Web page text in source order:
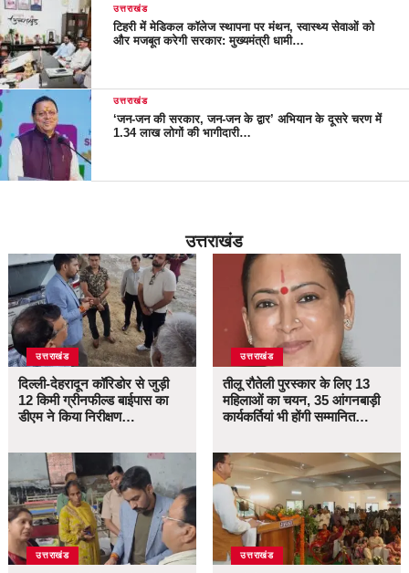
उत्तराखंड
टिहरी में मेडिकल कॉलेज स्थापना पर मंथन, स्वास्थ्य सेवाओं को
और मजबूत करेगी सरकार: मुख्यमंत्री धामी…
उत्तराखंड
‘जन-जन की सरकार, जन-जन के द्वार’ अभियान के दूसरे चरण में
1.34 लाख लोगों की भागीदारी…
उत्तराखंड
उत्तराखंड
दिल्ली-देहरादून कॉरिडोर से जुड़ी
12 किमी ग्रीनफील्ड बाईपास का
डीएम ने किया निरीक्षण…
उत्तराखंड
उत्तराखंड
तीलू रौतेली पुरस्कार के लिए 13
महिलाओं का चयन, 35 आंगनबाड़ी
कार्यकर्तियां भी होंगी सम्मानित…
उत्तराखंड